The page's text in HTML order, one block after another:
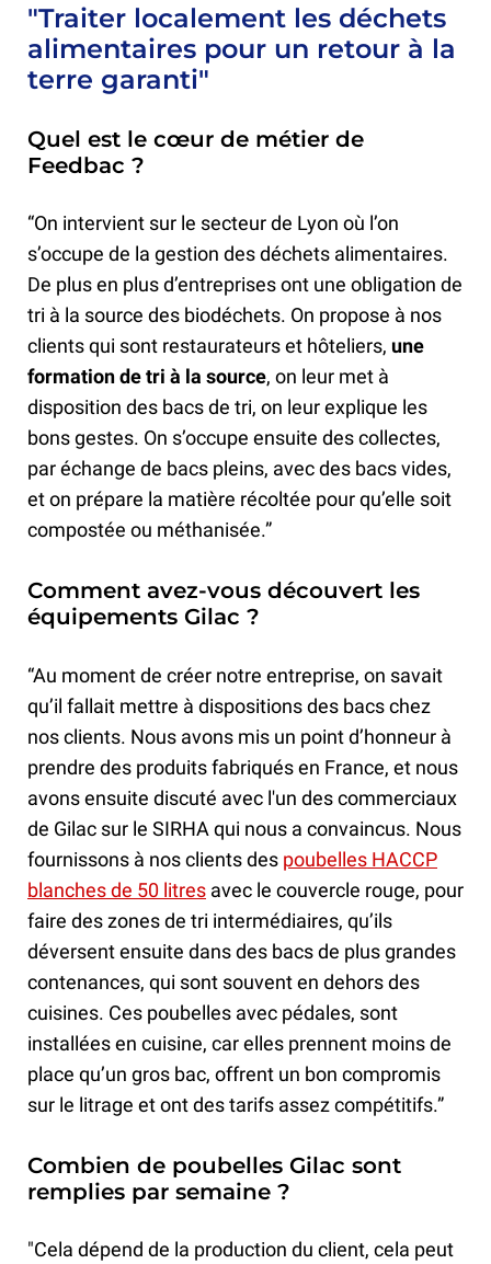
"Traiter localement les déchets
alimentaires pour un retour à la
terre garanti"
Quel est le cœur de métier de
Feedbac ?
“On intervient sur le secteur de Lyon où l’on
s’occupe de la gestion des déchets alimentaires.
De plus en plus d’entreprises ont une obligation de
tri à la source des biodéchets. On propose à nos
clients qui sont restaurateurs et hôteliers, une
formation de tri à la source, on leur met à
disposition des bacs de tri, on leur explique les
bons gestes. On s’occupe ensuite des collectes,
par échange de bacs pleins, avec des bacs vides,
et on prépare la matière récoltée pour qu’elle soit
compostée ou méthanisée.”
Comment avez-vous découvert les
équipements Gilac ?
“Au moment de créer notre entreprise, on savait
qu’il fallait mettre à dispositions des bacs chez
nos clients. Nous avons mis un point d’honneur à
prendre des produits fabriqués en France, et nous
avons ensuite discuté avec l'un des commerciaux
de Gilac sur le SIRHA qui nous a convaincus. Nous
fournissons à nos clients des poubelles HACCP
blanches de 50 litres avec le couvercle rouge, pour
faire des zones de tri intermédiaires, qu’ils
déversent ensuite dans des bacs de plus grandes
contenances, qui sont souvent en dehors des
cuisines. Ces poubelles avec pédales, sont
installées en cuisine, car elles prennent moins de
place qu’un gros bac, offrent un bon compromis
sur le litrage et ont des tarifs assez compétitifs.”
Combien de poubelles Gilac sont
remplies par semaine ?
"Cela dépend de la production du client, cela peut